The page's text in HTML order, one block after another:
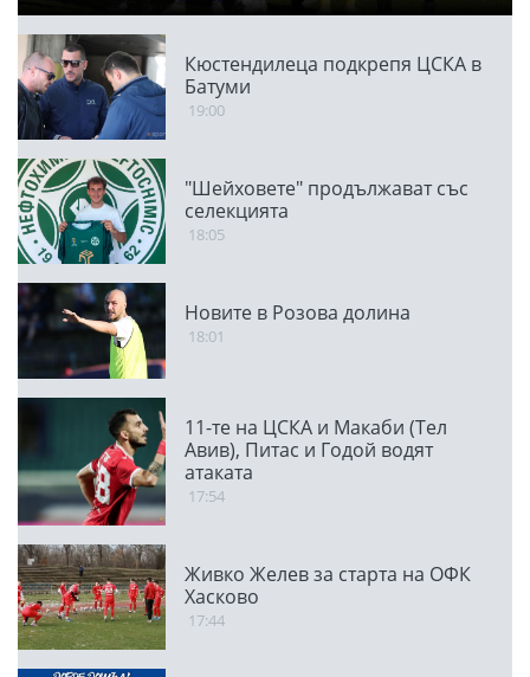
Кюстендилеца подкрепя ЦСКА в
Батуми
19:00
"Шейховете" продължават със
селекцията
18:05
Новите в Розова долина
18:01
11-те на ЦСКА и Макаби (Тел
Авив), Питас и Годой водят
атаката
17:54
Живко Желев за старта на ОФК
Хасково
17:44